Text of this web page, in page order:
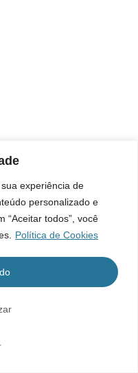
experiência de
personalizado e
“Aceitar todos”, você
Política de Cookies